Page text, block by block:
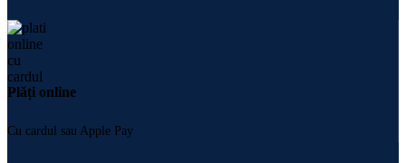
Plăți online
Cu cardul sau Apple Pay